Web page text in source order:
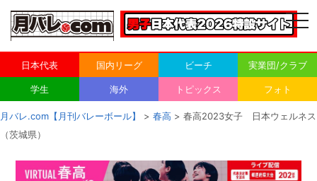
日本代表 国内リーグ ビーチ 実業団/クラブ
学生 海外 トピックス フォト
月バレ.com【月刊バレーボール】 > 春高 > 春高2023女子 日本ウェルネス
（茨城県）